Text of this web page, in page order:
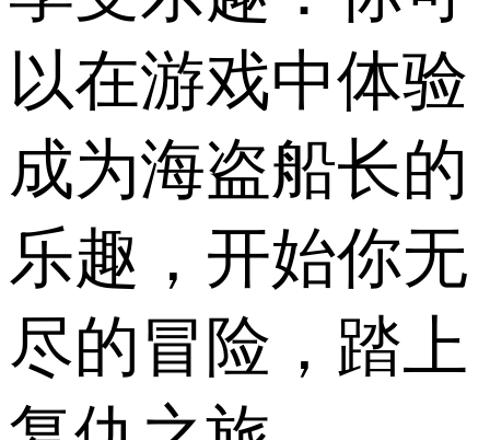
以在游戏中体验
成为海盗船长的
乐趣，开始你无
尽的冒险，踏上